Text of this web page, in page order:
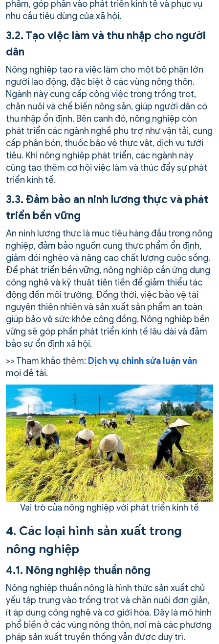
phẩm, góp phần vào phát triển kinh tế và phục vụ
nhu cầu tiêu dùng của xã hội.
3.2. Tạo việc làm và thu nhập cho người
dân
Nông nghiệp tạo ra việc làm cho một bộ phận lớn
người lao động, đặc biệt ở các vùng nông thôn.
Ngành này cung cấp công việc trong trồng trọt,
chăn nuôi và chế biến nông sản, giúp người dân có
thu nhập ổn định. Bên cạnh đó, nông nghiệp còn
phát triển các ngành nghề phụ trợ như vận tải, cung
cấp phân bón, thuốc bảo vệ thực vật, dịch vụ tưới
tiêu. Khi nông nghiệp phát triển, các ngành này
cũng tạo thêm cơ hội việc làm và thúc đẩy sự phát
triển kinh tế.
3.3. Đảm bảo an ninh lương thực và phát
triển bền vững
An ninh lương thực là mục tiêu hàng đầu trong nông
nghiệp, đảm bảo nguồn cung thực phẩm ổn định,
giảm đói nghèo và nâng cao chất lượng cuộc sống.
Để phát triển bền vững, nông nghiệp cần ứng dụng
công nghệ và kỹ thuật tiên tiến để giảm thiểu tác
động đến môi trường. Đồng thời, việc bảo vệ tài
nguyên thiên nhiên và sản xuất sản phẩm an toàn
giúp bảo vệ sức khỏe cộng đồng. Nông nghiệp bền
vững sẽ góp phần phát triển kinh tế lâu dài và đảm
bảo sự ổn định xã hội.
>> Tham khảo thêm: Dịch vụ chỉnh sửa luận văn
mọi đề tài.
Vai trò của nông nghiệp với phát triển kinh tế
4. Các loại hình sản xuất trong
nông nghiệp
4.1. Nông nghiệp thuần nông
Nông nghiệp thuần nông là hình thức sản xuất chủ
yếu tập trung vào trồng trọt và chăn nuôi đơn giản,
ít áp dụng công nghệ và cơ giới hóa. Đây là mô hình
phổ biến ở các vùng nông thôn, nơi mà các phương
pháp sản xuất truyền thống vẫn được duy trì.